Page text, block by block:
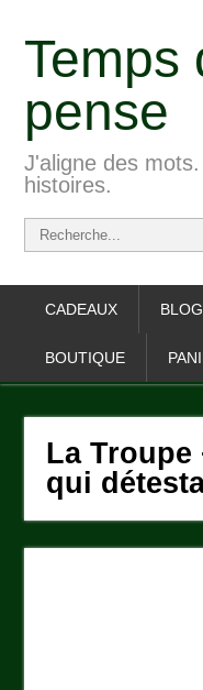
Temps
pense
J'aligne des
histoires.
CADEAUX BLOG
BOUTIQUE
La Troupe
qui